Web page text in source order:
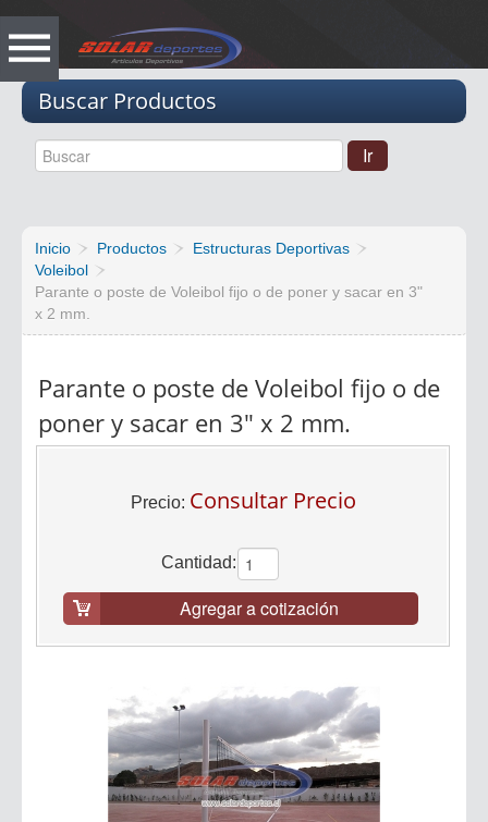
Buscar Productos
Inicio Productos
Estructuras Deportivas
Voleibol
Parante o poste de Voleibol fijo o de poner y sacar en 3"
x 2 mm.
Parante o poste de Voleibol fijo o de
poner y sacar en 3" x 2 mm.
Precio: Consultar Precio
Cantidad:
Agregar a cotización